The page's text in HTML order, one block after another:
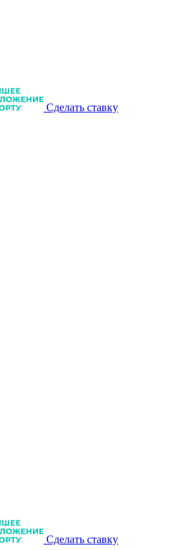
Сделать ставку
Сделать ставку